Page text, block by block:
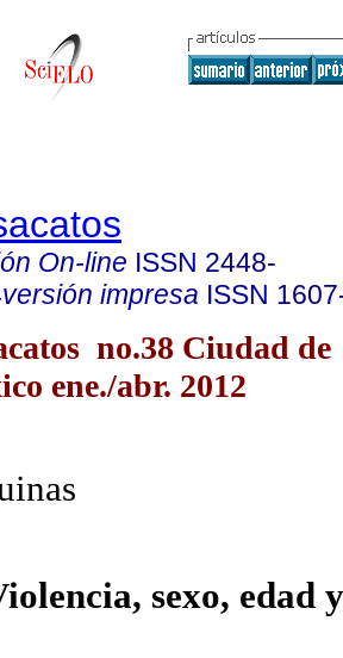
On-line ISSN 2448-
versión impresa ISSN
no.38 Ciudad de
ene./abr. 2012
sexo, edad